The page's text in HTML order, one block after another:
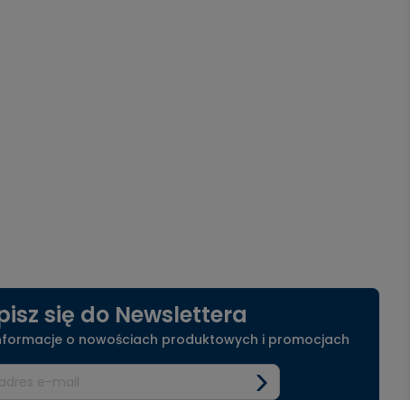
się do Newslettera
o nowościach produktowych i promocjach